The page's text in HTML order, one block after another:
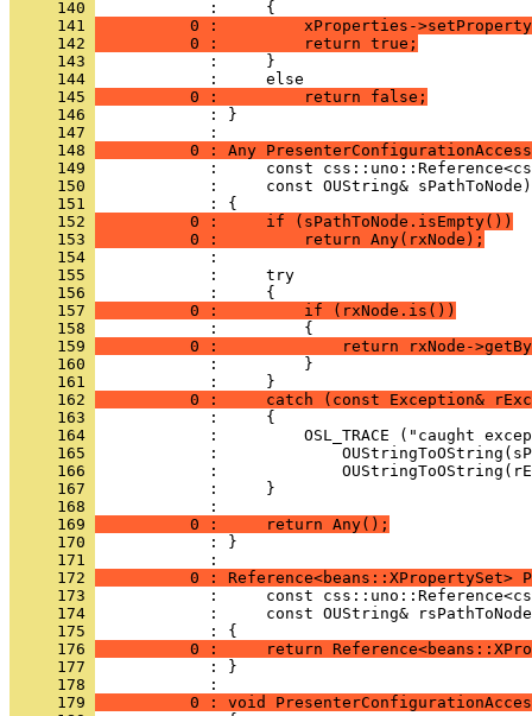
     140
     141
0 :         xProperties-
     142
          0 :         return true;
     143
     144
     145
          0 :         return false;
     146
            : }
     147
     148
0 : Any
     149
     150
     151
     152
          0 :     if (sPathToNode.isEmpty())
     153
          0 :         return Any(rxNode);
     154
     155
     156
     157
          0 :         if (rxNode.is())
     158
     159
0 :             return rxNode-
     160
     161
     162
0 :     catch (const Exception&
     163
     164
     165
     166
     167
     168
     169
          0 :     return Any();
     170
            : }
     171
     172
0 : Reference<beans::XPropertySet>
     173
     174
     175
     176
0 :     return
     177
            : }
     178
     179
0 : void